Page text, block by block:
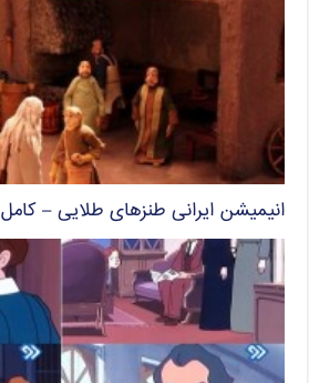
انیمیشن ایرانی طنزهای طلایی – کامل